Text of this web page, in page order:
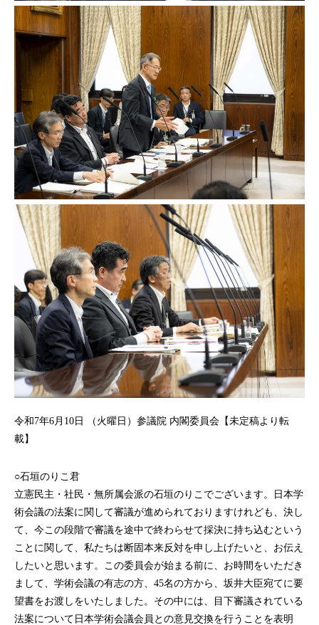
令和7年6月10日 （火曜日）参議院 内閣委員会【未定稿より転
載】
○石垣のりこ君
立憲民主・社民・無所属会派の石垣のりこでございます。日本学
術会議の法案に関して審議が進められておりますけれども、決し
て、今この段階で審議を途中で終わらせて採決に持ち込むという
ことに関して、私たちは断固本来反対を申し上げたいと、お伝え
したいと思います。この委員会が始まる前に、お時間をいただき
まして、学術会議の有志の方、45名の方から、坂井大臣宛てに要
望書をお渡しをいたしました。その中には、目下審議されている
法案について日本学術会議会員との意見交換を行うことを表明